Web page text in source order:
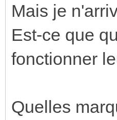
Mais je
Est-ce que
fonctionner
Quelles